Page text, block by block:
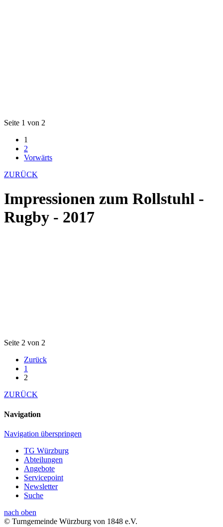
Seite 1 von 2
1
2
Vorwärts
ZURÜCK
Impressionen zum Rollstuhl -
Rugby - 2017
Seite 2 von 2
Zurück
1
2
ZURÜCK
Navigation
Navigation überspringen
TG Würzburg
Abteilungen
Angebote
Servicepoint
Newsletter
Suche
nach oben
© Turngemeinde Würzburg von 1848 e.V.